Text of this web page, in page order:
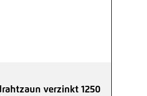
verzinkt 1250